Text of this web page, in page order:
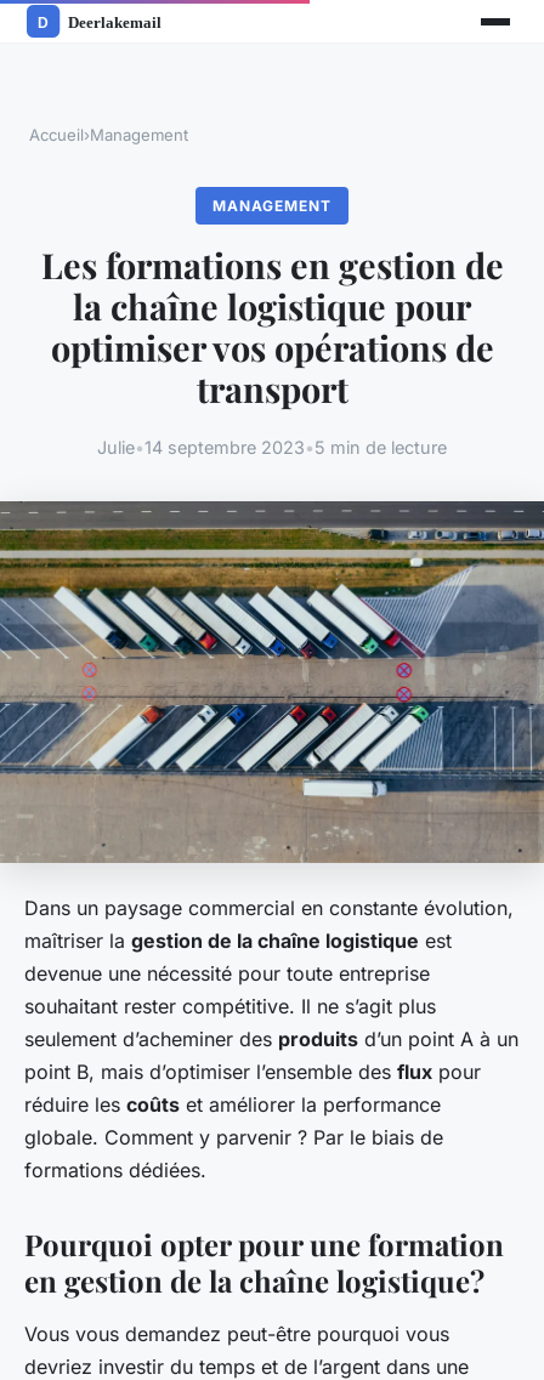
Accueil›Management
MANAGEMENT
Les formations en gestion de
la chaîne logistique pour
optimiser vos opérations de
transport
Julie•14 septembre 2023•5 min de lecture
Dans un paysage commercial en constante évolution,
maîtriser la gestion de la chaîne logistique est
devenue une nécessité pour toute entreprise
souhaitant rester compétitive. Il ne s’agit plus
seulement d’acheminer des produits d’un point A à un
point B, mais d’optimiser l’ensemble des flux pour
réduire les coûts et améliorer la performance
globale. Comment y parvenir ? Par le biais de
formations dédiées.
Pourquoi opter pour une formation
en gestion de la chaîne logistique?
Vous vous demandez peut-être pourquoi vous
devriez investir du temps et de l’argent dans une